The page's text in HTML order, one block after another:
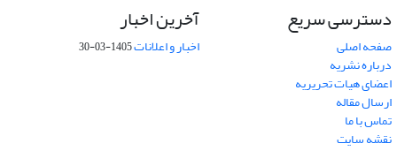
دسترسی سریع
صفحه اصلی
درباره نشریه
اعضای هیات تحریریه
ارسال مقاله
تماس با ما
نقشه سایت
آخرین اخبار
اخبار و اعلانات1405-03-30